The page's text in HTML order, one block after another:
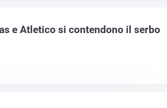
e Atletico si contendono il serbo